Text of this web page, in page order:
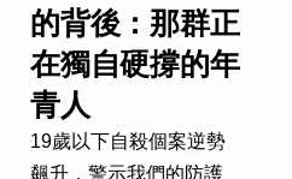
的背後：那群正
在獨自硬撐的年
青人
19歲以下自殺個案逆勢
飆升，警示我們的防護